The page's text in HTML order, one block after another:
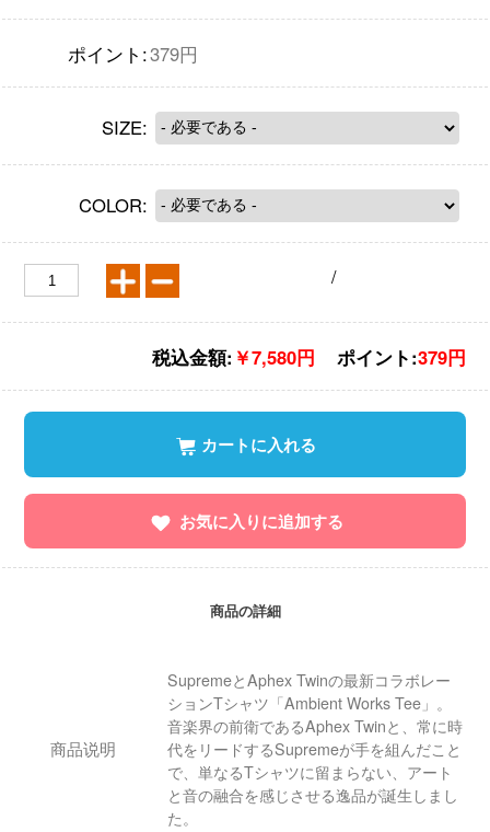
ポイント:379円
SIZE:
COLOR:
/
税込金額: ￥7,580円 ポイント:379円
カートに入れる
お気に入りに追加する
商品の詳細
商品说明
SupremeとAphex Twinの最新コラボレー
ションTシャツ「Ambient Works Tee」。
音楽界の前衛であるAphex Twinと、常に時
代をリードするSupremeが手を組んだこと
で、単なるTシャツに留まらない、アート
と音の融合を感じさせる逸品が誕生しまし
た。